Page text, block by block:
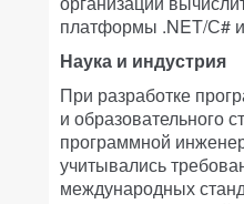
платформы .NET/С#
Наука и индустрия
При разработке
и образовательного
программной
учитывались
международных